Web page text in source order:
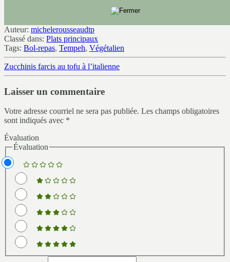
Auteur: michelerousseaudtp
Classé dans: Plats principaux
Tags: Bol-repas, Tempeh, Végétalien
Zucchinis farcis au tofu à l’italienne
Laisser un commentaire
Votre adresse courriel ne sera pas publiée. Les champs obligatoires
sont indiqués avec *
Évaluation
Évaluation